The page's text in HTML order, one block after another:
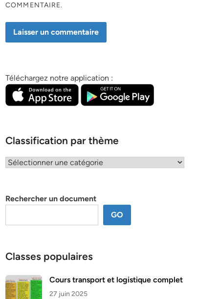
COMMENTAIRE.
Téléchargez notre application :
Classification par thème
Classification
Rechercher un document
GO
Classes populaires
Cours transport et logistique complet
27 juin 2025